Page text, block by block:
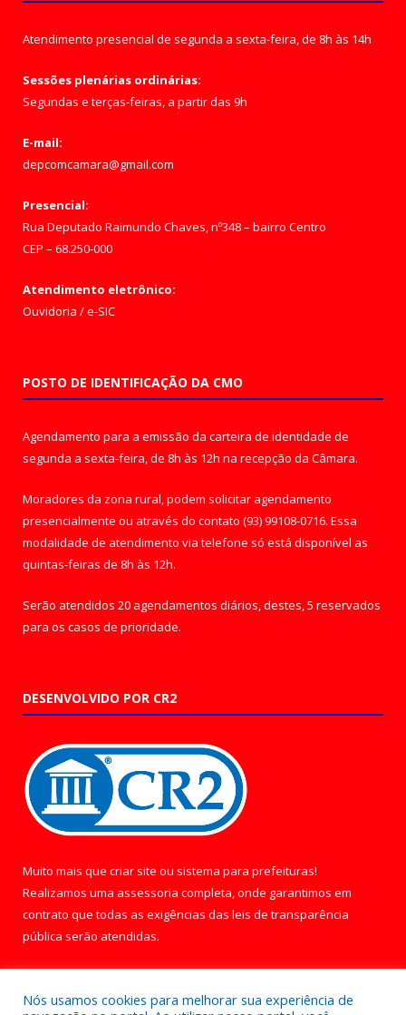
Atendimento presencial de segunda a sexta-feira, de 8h às 14h
Sessões plenárias ordinárias:
Segundas e terças-feiras, a partir das 9h
E-mail:
depcomcamara@gmail.com
Presencial:
Rua Deputado Raimundo Chaves, nº348 – bairro Centro
CEP – 68.250-000
Atendimento eletrônico:
Ouvidoria /e-SIC
POSTO DE IDENTIFICAÇÃO DA CMO
Agendamento para a emissão da carteira de identidade de
segunda a sexta-feira, de 8h às 12h na recepção da Câmara.
Moradores da zona rural, podem solicitar agendamento
presencialmente ou através do contato (93) 99108-0716. Essa
modalidade de atendimento via telefone só está disponível as
quintas-feiras de 8h às 12h.
Serão atendidos 20 agendamentos diários, destes, 5 reservados
para os casos de prioridade.
DESENVOLVIDO POR CR2
Muito mais que criar site ou sistema para prefeituras!
Realizamos uma assessoria completa, onde garantimos em
contrato que todas as exigências das leis de transparência
pública serão atendidas.
Nós usamos cookies para melhorar sua experiência de